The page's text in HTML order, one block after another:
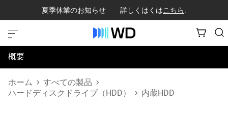
夏季休業のお知らせ 詳しくはくはこちら.
概要
仕様
ホーム
すべての製品
ハードディスクドライブ（HDD）
内蔵HDD